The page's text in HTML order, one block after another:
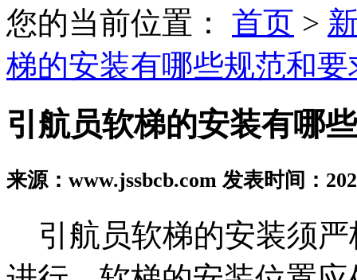
您的当前位置： 首页 >
梯的安装有哪些规范和要
引航员软梯的安装有哪
来源：www.jssbcb.com 发表时间：
引航员软梯的安装须严